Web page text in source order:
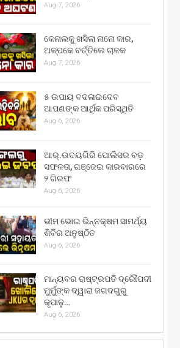
Aug 7, 2026
କେନାଲକୁ ଖସିଲା ନାନୋ କାର,
ଅଳ୍ପକେ ବର୍ତ୍ତିଲେ ଚାଳକ
Aug 7, 2026
୫ ଉପାୟ ବଦଳାଇଦେବ
ଆପଣଙ୍କ ଆର୍ଥିକ ପରିସ୍ଥିତି
Aug 6, 2026
ଆର୍.ଉଦୟଗିରି ପୋଲିସର ବଡ଼
ସଫଳତା, ଗଞ୍ଜେଇ କାରବାରରେ
୨ ଗିରଫ
Aug 6, 2026
ଭୀମ ଭୋଇ ଭିନ୍ନକ୍ଷମ ସାମର୍ଥ୍ୟ
ଶିବିର ଅନୁଷ୍ଠିତ
Aug 6, 2026
ମାନ୍ୟବର ରାଷ୍ଟ୍ରପତି ଦ୍ରୌପଦୀ
ମୁର୍ମୁଙ୍କ ଦ୍ୱାରା ଜଗଦଗୁରୁ
କୃପାଳୁ…
Aug 6, 2026